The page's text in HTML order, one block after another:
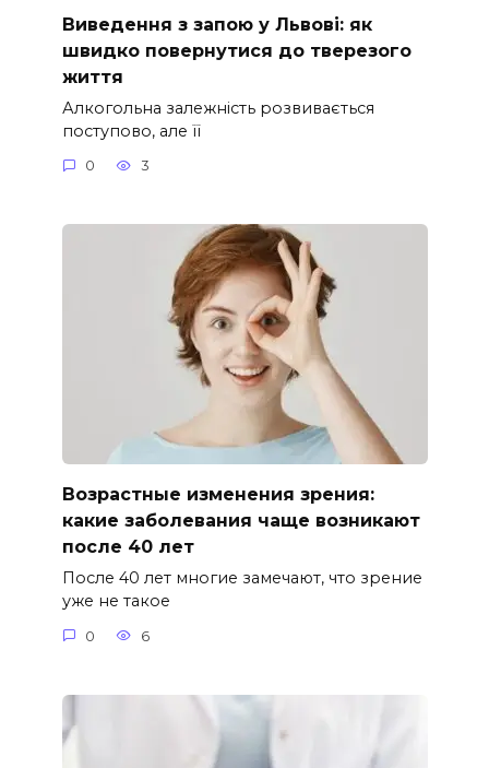
Виведення з запою у Львові: як
швидко повернутися до тверезого
життя
Алкогольна залежність розвивається
поступово, але її
0 3
Возрастные изменения зрения:
какие заболевания чаще возникают
после 40 лет
После 40 лет многие замечают, что зрение
уже не такое
0 6